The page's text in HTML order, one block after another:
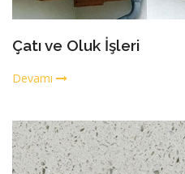
Çatı ve Oluk İşleri
Devamı